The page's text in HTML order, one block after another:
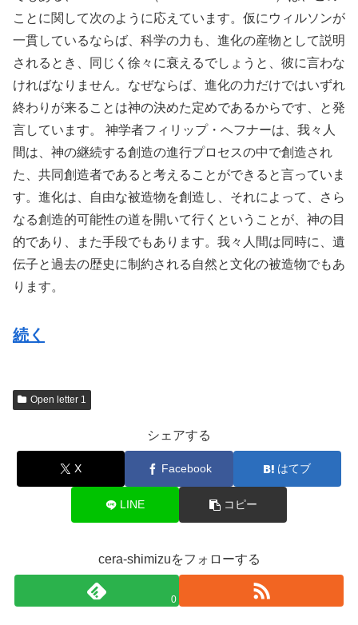
ことに関して次のように応えています。仮にウィルソンが
一貫しているならば、科学の力も、進化の産物として説明
されるとき、同じく徐々に衰えるでしょうと、彼に言わな
ければなりません。なぜならば、進化の力だけではいずれ
終わりが来ることは神の決めた定めであるからです、と発
言しています。 神学者フィリップ・ヘフナーは、我々人
間は、神の継続する創造の進行プロセスの中で創造され
た、共同創造者であると考えることができると言っていま
す。進化は、自由な被造物を創造し、それによって、さら
なる創造的可能性の道を開いて行くということが、神の目
的であり、また手段でもあります。我々人間は同時に、遺
伝子と過去の歴史に制約される自然と文化の被造物でもあ
ります。
続く
Open letter 1
シェアする
X Facebook はてブ
LINE コピー
cera-shimizuをフォローする
0